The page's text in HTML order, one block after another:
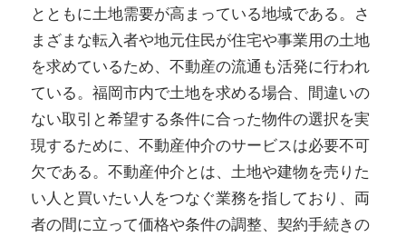
とともに土地需要が高まっている地域である。 さ
まざまな転入者や地元住民が住宅や事業用の土地
を求めているため、不動産の流通も活発に行われ
ている。福岡市内で土地を求める場合、間違いの
ない取引と希望する条件に合った物件の選択を実
現するために、不動産仲介のサービスは必要不可
欠である。不動産仲介とは、土地や建物を売りた
い人と買いたい人をつなぐ業務を指しており、両
者の間に立って価格や条件の調整、契約手続きの